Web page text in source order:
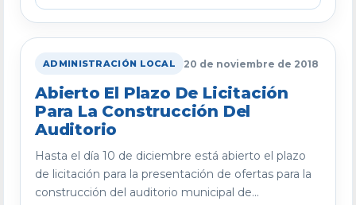
ADMINISTRACIÓN LOCAL 20 de noviembre de 2018
Abierto El Plazo De Licitación
Para La Construcción Del
Auditorio
Hasta el día 10 de diciembre está abierto el plazo
de licitación para la presentación de ofertas para la
construcción del auditorio municipal de...